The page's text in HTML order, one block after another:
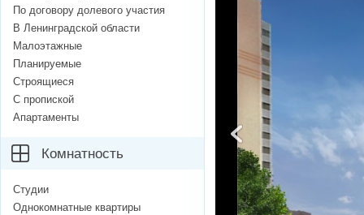
По договору долевого участия
В Ленинградской области
Малоэтажные
Планируемые
Строящиеся
С пропиской
Апартаменты
Комнатность
Студии
Однокомнатные квартиры